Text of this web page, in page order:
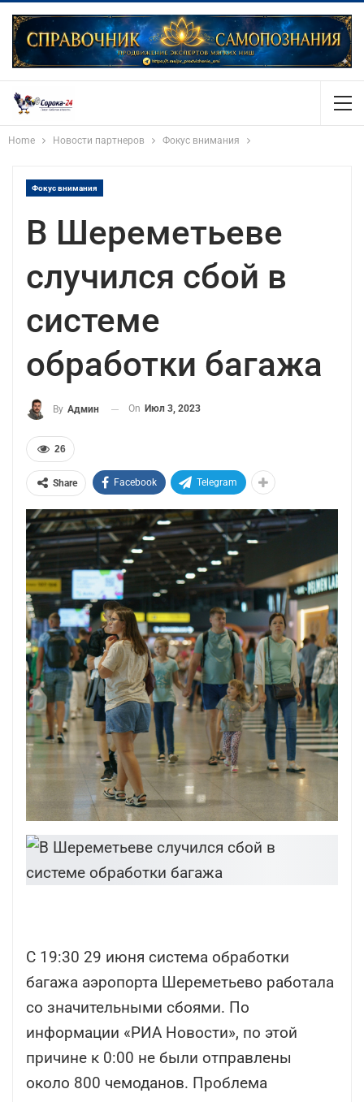
Home Новости партнеров Фокус внимания
Фокус внимания
В Шереметьеве
случился сбой в
системе
обработки багажа
By Админ On Июл 3, 2023
26
Share Facebook Telegram
С 19:30 29 июня система обработки
багажа аэропорта Шереметьево работала
со значительными сбоями. По
информации «РИА Новости», по этой
причине к 0:00 не были отправлены
около 800 чемоданов. Проблема